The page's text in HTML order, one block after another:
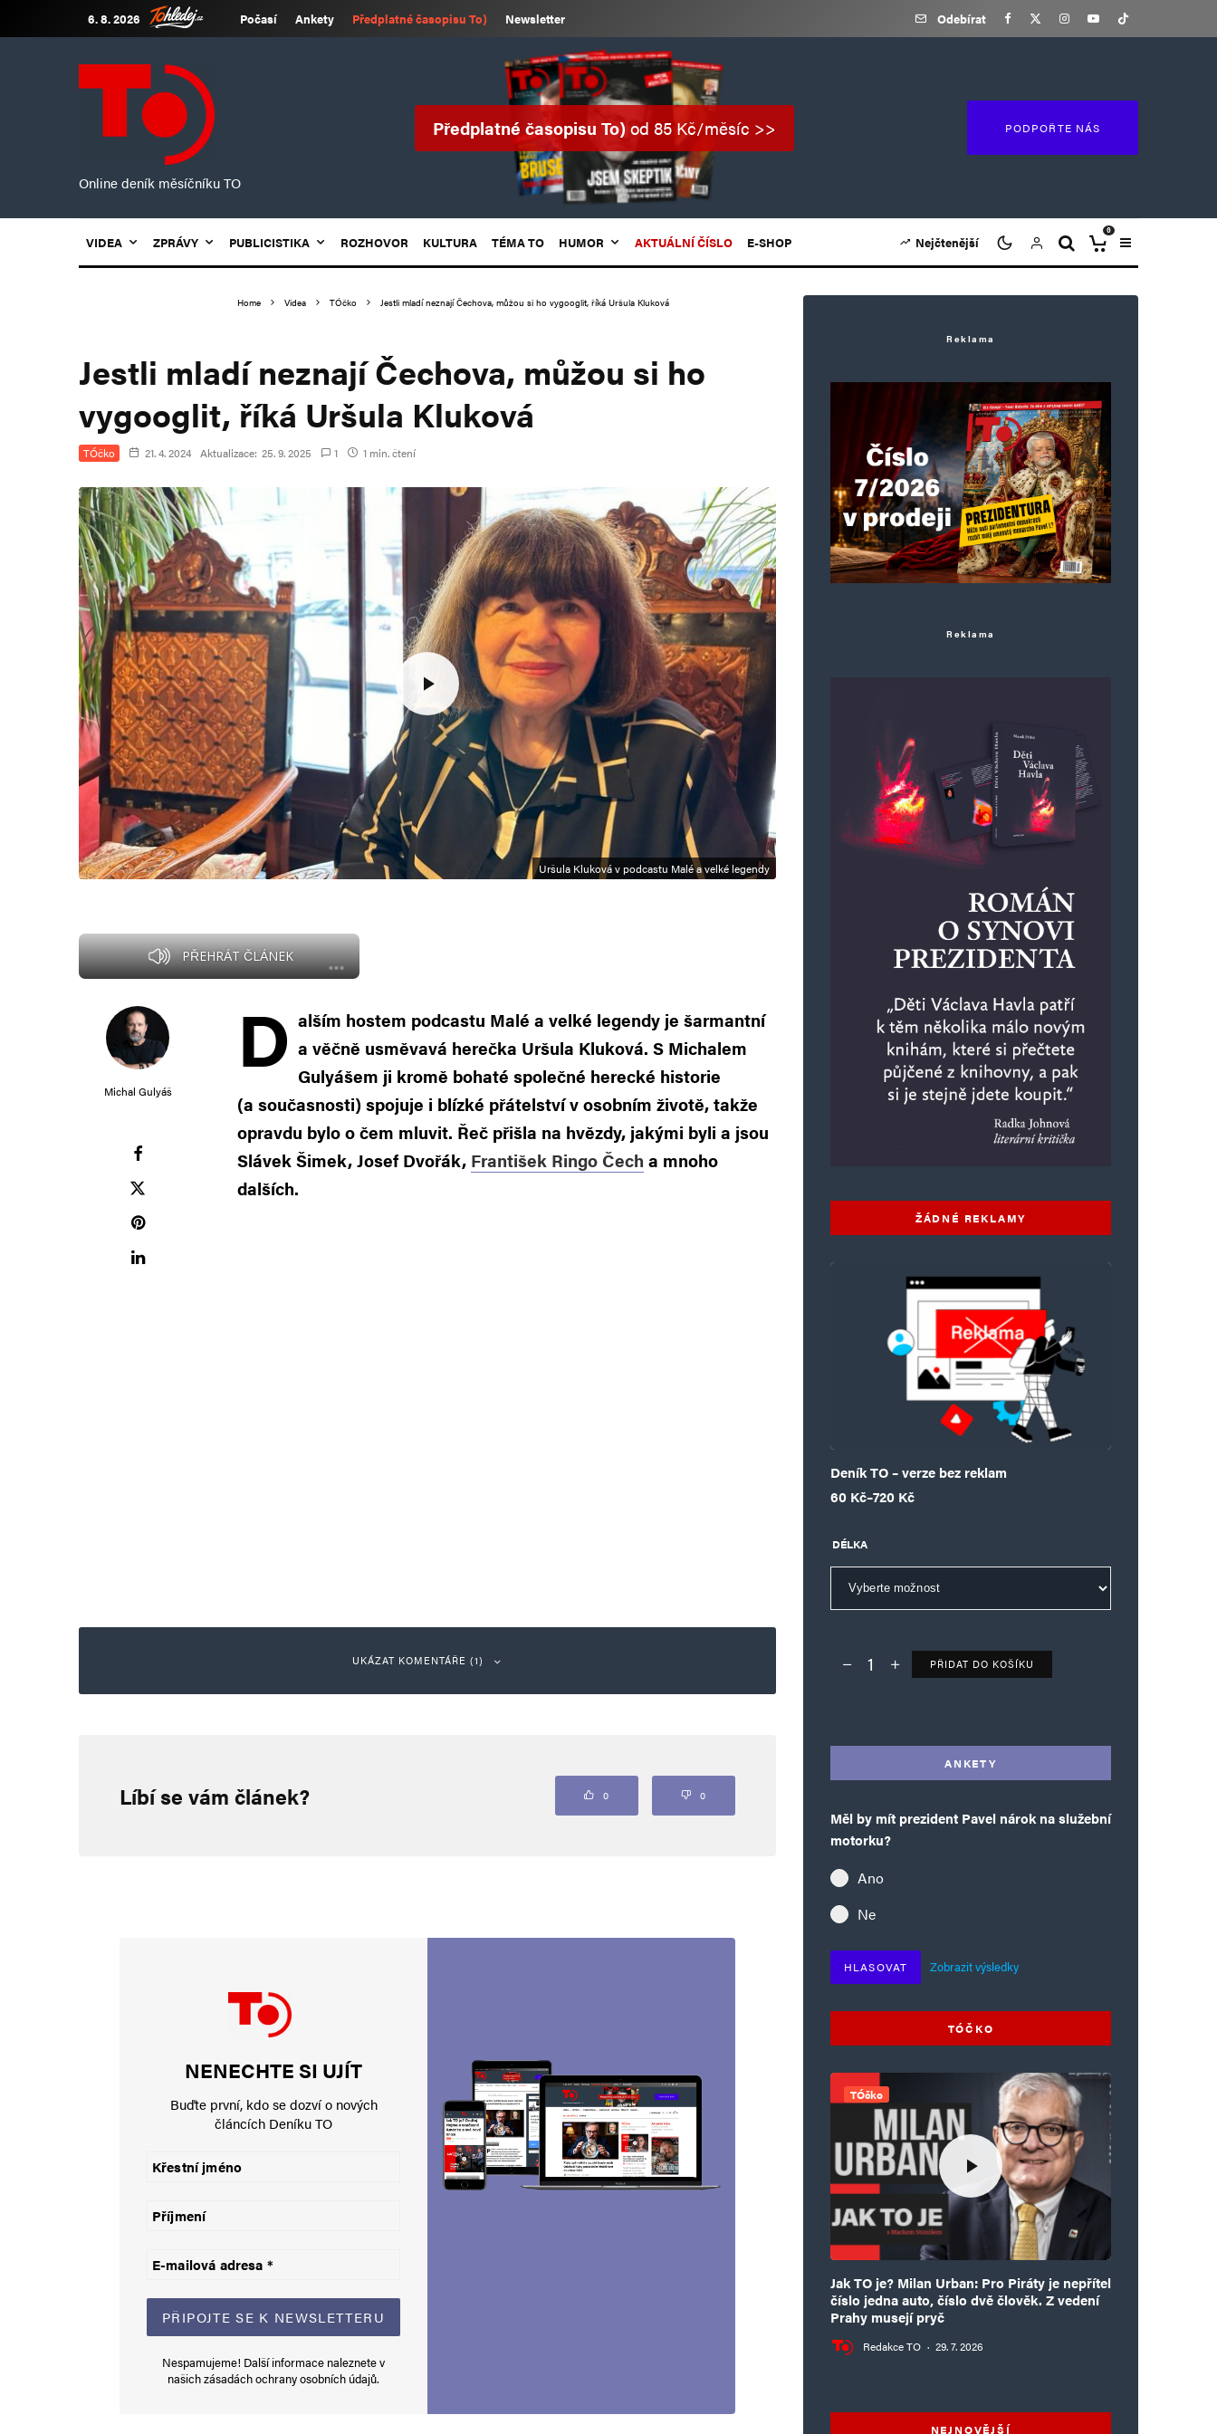
6. 8. 2026 Počasí Ankety Předplatné časopisu To) Newsletter Odebírat
Online deník měsíčníku TO
Předplatné časopisu To)od 85 Kč/měsíc >> PODPOŘTE NÁS
VIDEA ZPRÁVY PUBLICISTIKA ROZHOVOR KULTURA TÉMA TO HUMOR AKTUÁLNÍ ČÍSLO E-SHOP Nejčtenější
0
Home Videa TÓčko Jestli mladí neznají Čechova, můžou si ho vygooglit, říká Uršula Kluková
Jestli mladí neznají Čechova, můžou si ho
vygooglit, říká Uršula Kluková
TÓčko 21. 4. 2024 Aktualizace: 25. 9. 2025 1 1 min. čtení
Uršula Kluková v podcastu Malé a velké legendy
PŘEHRÁT ČLÁNEK
Michal Gulyáš
D alším hostem podcastu Malé a velké legendy je šarmantní
a věčně usměvavá herečka Uršula Kluková. S Michalem
Gulyášem ji kromě bohaté společné herecké historie
(a současnosti) spojuje i blízké přátelství v osobním životě, takže
opravdu bylo o čem mluvit. Řeč přišla na hvězdy, jakými byli a jsou
Slávek Šimek, Josef Dvořák, František Ringo Čech a mnoho
dalších.
UKÁZAT KOMENTÁŘE (1)
Nechápu rčení (s pohledem k nebi) „Dej mu Pán Bůh lehkou zem“. Tak já nevím,
Napsat komentář
Vaše e-mailová adresa nebude zveřejněna. Vyžadované informace jsou označeny
Líbí se vám článek? 0 0
NENECHTE SI UJÍT
Buďte první, kdo se dozví o nových
článcích Deníku TO
Nespamujeme! Další informace naleznete v
našichzásadách ochrany osobních údajů.
Reklama
Reklama
ŽÁDNÉ REKLAMY
Deník TO – verze bez reklam
60 Kč–720 Kč
Rozpětí cen: 60 Kč až 720 Kč
DÉLKA
Deník TO – verze bez reklam množství
PŘIDAT DO KOŠÍKU
ANKETY
Měl by mít prezident Pavel nárok na služební
motorku?
Ano
Ne
HLASOVAT Zobrazit výsledky
TÓČKO
TÓčko
Jak TO je? Milan Urban: Pro Piráty je nepřítel
číslo jedna auto, číslo dvě člověk. Z vedení
Prahy musejí pryč
Redakce TO · 29. 7. 2026
NEJNOVĚJŠÍ